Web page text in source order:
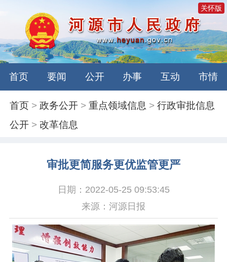
关怀版
首页 要闻 公开 办事 互动 市情
首页 >政务公开 >重点领域信息 >行政审批信息
公开 >改革信息
审批更简服务更优监管更严
日期：2022-05-25 09:53:45
来源：河源日报